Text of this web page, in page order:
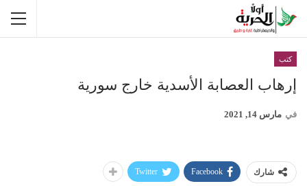
كتب
إرهاب العصابة الأسدية خارج سورية
في مارس 14, 2021
شارك Facebook
Twitter